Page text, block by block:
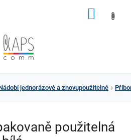
jednorázové a znovupoužitelné
použitelná